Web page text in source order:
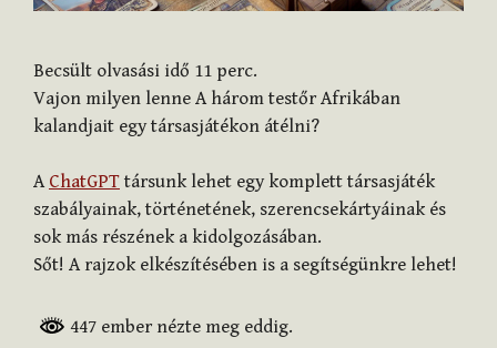
Becsült olvasási idő 11 perc.
Vajon milyen lenne A három testőr Afrikában
kalandjait egy társasjátékon átélni?
A ChatGPT társunk lehet egy komplett társasjáték
szabályainak, történetének, szerencsekártyáinak és
sok más részének a kidolgozásában.
Sőt! A rajzok elkészítésében is a segítségünkre lehet!
447 ember nézte meg eddig.